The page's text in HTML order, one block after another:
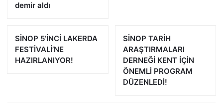
demir aldı
SİNOP 5’İNCİ LAKERDA
FESTİVALİ’NE
HAZIRLANIYOR!
SİNOP TARİH
ARAŞTIRMALARI
DERNEĞİ KENT İÇİN
ÖNEMLİ PROGRAM
DÜZENLEDİ!